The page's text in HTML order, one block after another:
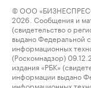
© ООО
2026. Сообщения и
(свидетельство о
выдано Федеральной
информационных
(Роскомнадзор)
издания «РБК»
информации выдано
информационных